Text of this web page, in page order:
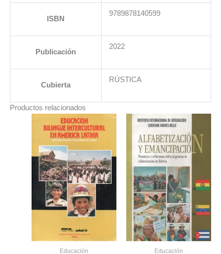
ISBN
9789878140599
Publicación
2022
Cubierta
RÚSTICA
Productos relacionados
Educación Educación